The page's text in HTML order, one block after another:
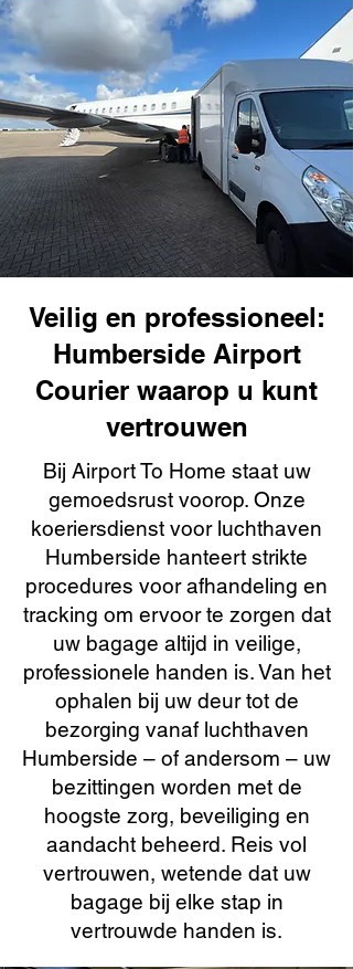
Veilig en professioneel:
Humberside Airport
Courier waarop u kunt
vertrouwen
Bij Airport To Home staat uw
gemoedsrust voorop. Onze
koeriersdienst voor luchthaven
Humberside hanteert strikte
procedures voor afhandeling en
tracking om ervoor te zorgen dat
uw bagage altijd in veilige,
professionele handen is. Van het
ophalen bij uw deur tot de
bezorging vanaf luchthaven
Humberside – of andersom – uw
bezittingen worden met de
hoogste zorg, beveiliging en
aandacht beheerd. Reis vol
vertrouwen, wetende dat uw
bagage bij elke stap in
vertrouwde handen is.